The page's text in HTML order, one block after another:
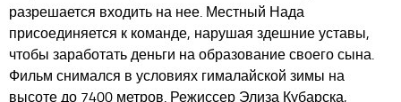
разрешается входить на нее. Местный Нада
присоединяется к команде, нарушая здешние уставы,
чтобы заработать деньги на образование своего сына.
Фильм снимался в условиях гималайской зимы на
высоте до 7400 метров. Режиссер Элиза Кубарска,